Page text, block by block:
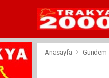
Anasayfa Gündem